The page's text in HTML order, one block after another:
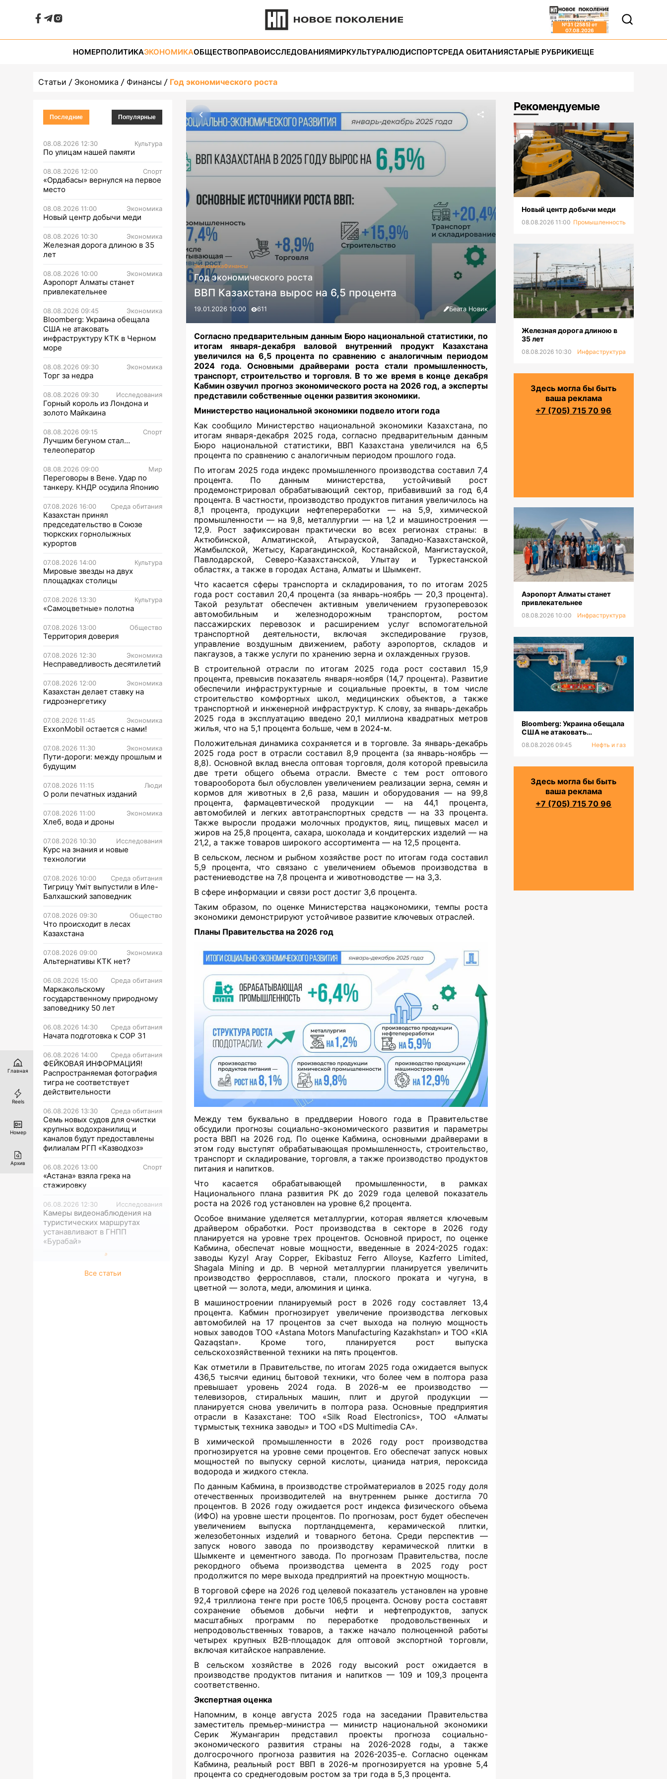
№31 (2585) от
07.08.2026
НОМЕРПОЛИТИКАЭКОНОМИКАОБЩЕСТВОПРАВОИССЛЕДОВАНИЯМИРКУЛЬТУРАЛЮДИСПОРТСРЕДА ОБИТАНИЯСТАРЫЕ РУБРИКИЕЩЕ
Статьи Экономика Финансы Год экономического роста
Последние Популярные
08.08.2026 12:30 Культура
По улицам нашей памяти
08.08.2026 12:00 Спорт
«Ордабасы» вернулся на первое
место
08.08.2026 11:00 Экономика
Новый центр добычи меди
08.08.2026 10:30 Экономика
Железная дорога длиною в 35
лет
08.08.2026 10:00 Экономика
Аэропорт Алматы станет
привлекательнее
08.08.2026 09:45 Экономика
Bloomberg: Украина обещала
США не атаковать
инфраструктуру КТК в Черном
море
08.08.2026 09:30 Экономика
Торг за недра
08.08.2026 09:30 Исследования
Горный король из Лондона и
золото Майкаина
08.08.2026 09:15 Спорт
Лучшим бегуном стал…
телеоператор
08.08.2026 09:00 Мир
Переговоры в Вене. Удар по
танкеру. КНДР осудила Японию
07.08.2026 16:00 Среда обитания
Казахстан принял
председательство в Союзе
тюркских горнолыжных
курортов
07.08.2026 14:00 Культура
Мировые звезды на двух
площадках столицы
07.08.2026 13:30 Культура
«Самоцветные» полотна
07.08.2026 13:00 Общество
Территория доверия
07.08.2026 12:30 Экономика
Несправедливость десятилетий
07.08.2026 12:00 Экономика
Казахстан делает ставку на
гидроэнергетику
07.08.2026 11:45 Экономика
ExxonMobil остается с нами!
07.08.2026 11:30 Экономика
Пути-дороги: между прошлым и
будущим
07.08.2026 11:15 Люди
О роли печатных изданий
07.08.2026 11:00 Экономика
Хлеб, вода и дроны
07.08.2026 10:30 Исследования
Курс на знания и новые
технологии
07.08.2026 10:00 Среда обитания
Тигрицу Үміт выпустили в Иле-
Балхашский заповедник
07.08.2026 09:30 Общество
Что происходит в лесах
Казахстана
07.08.2026 09:00 Экономика
Альтернативы КТК нет?
06.08.2026 15:00 Среда обитания
Маркакольскому
государственному природному
заповеднику 50 лет
06.08.2026 14:30 Среда обитания
Начата подготовка к СОР 31
06.08.2026 14:00 Среда обитания
ФЕЙКОВАЯ ИНФОРМАЦИЯ!
Распространяемая фотография
тигра не соответствует
действительности
06.08.2026 13:30 Среда обитания
Семь новых судов для очистки
крупных водохранилищ и
каналов будут предоставлены
филиалам РГП «Казводхоз»
06.08.2026 13:00 Спорт
«Астана» взяла грека на
стажировку
06.08.2026 12:30 Исследования
Камеры видеонаблюдения на
туристических маршрутах
устанавливают в ГНПП
«Бурабай»
Все статьи
ЭкономикаФинансы
Год экономического роста
ВВП Казахстана вырос на 6,5 процента
19.01.2026 10:00 611 Беата Новик
Согласно предварительным данным Бюро национальной статистики, по
итогам января-декабря валовой внутренний продукт Казахстана
увеличился на 6,5 процента по сравнению с аналогичным периодом
2024 года. Основными драйверами роста стали промышленность,
транспорт, строительство и торговля. В то же время в конце декабря
Кабмин озвучил прогноз экономического роста на 2026 год, а эксперты
представили собственные оценки развития экономики.
Министерство национальной экономики подвело итоги года
Как сообщило Министерство национальной экономики Казахстана, по
итогам января-декабря 2025 года, согласно предварительным данным
Бюро национальной статистики, ВВП Казахстана увеличился на 6,5
процента по сравнению с аналогичным периодом прошлого года.
По итогам 2025 года индекс промышленного производства составил 7,4
процента. По данным министерства, устойчивый рост
продемонстрировал обрабатывающий сектор, прибавивший за год 6,4
процента. В частности, производство продуктов питания увеличилось на
8,1 процента, продукции нефтепереработки — на 5,9, химической
промышленности — на 9,8, металлургии — на 1,2 и машиностроения —
12,9. Рост зафиксирован практически во всех регионах страны: в
Актюбинской, Алматинской, Атырауской, Западно-Казахстанской,
Жамбылской, Жетысу, Карагандинской, Костанайской, Мангистауской,
Павлодарской, Северо-Казахстанской, Улытау и Туркестанской
областях, а также в городах Астана, Алматы и Шымкент.
Что касается сферы транспорта и складирования, то по итогам 2025
года рост составил 20,4 процента (за январь-ноябрь — 20,3 процента).
Такой результат обеспечен активным увеличением грузоперевозок
автомобильным и железнодорожным транспортом, ростом
пассажирских перевозок и расширением услуг вспомогательной
транспортной деятельности, включая экспедирование грузов,
управление воздушным движением, работу аэропортов, складов и
пакгаузов, а также услуги по хранению зерна и охлажденных грузов.
В строительной отрасли по итогам 2025 года рост составил 15,9
процента, превысив показатель января-ноября (14,7 процента). Развитие
обеспечили инфраструктурные и социальные проекты, в том числе
строительство комфортных школ, медицинских объектов, а также
транспортной и инженерной инфраструктур. К слову, за январь-декабрь
2025 года в эксплуатацию введено 20,1 миллиона квадратных метров
жилья, что на 5,1 процента больше, чем в 2024-м.
Положительная динамика сохраняется и в торговле. За январь-декабрь
2025 года рост в отрасли составил 8,9 процента (за январь-ноябрь —
8,8). Основной вклад внесла оптовая торговля, доля которой превысила
две трети общего объема отрасли. Вместе с тем рост оптового
товарооборота был обусловлен увеличением реализации зерна, семян и
кормов для животных в 2,6 раза, машин и оборудования — на 99,8
процента, фармацевтической продукции — на 44,1 процента,
автомобилей и легких автотранспортных средств — на 33 процента.
Также выросли продажи молочных продуктов, яиц, пищевых масел и
жиров на 25,8 процента, сахара, шоколада и кондитерских изделий — на
21,2, а также товаров широкого ассортимента — на 12,5 процента.
В сельском, лесном и рыбном хозяйстве рост по итогам года составил
5,9 процента, что связано с увеличением объемов производства в
растениеводстве на 7,8 процента и животноводстве — на 3,3.
В сфере информации и связи рост достиг 3,6 процента.
Таким образом, по оценке Министерства нацэкономики, темпы роста
экономики демонстрируют устойчивое развитие ключевых отраслей.
Планы Правительства на 2026 год
Между тем буквально в преддверии Нового года в Правительстве
обсудили прогнозы социально-экономического развития и параметры
роста ВВП на 2026 год. По оценке Кабмина, основными драйверами в
этом году выступят обрабатывающая промышленность, строительство,
транспорт и складирование, торговля, а также производство продуктов
питания и напитков.
Что касается обрабатывающей промышленности, в рамках
Национального плана развития РК до 2029 года целевой показатель
роста на 2026 год установлен на уровне 6,2 процента.
Особое внимание уделяется металлургии, которая является ключевым
драйвером обработки. Рост производства в секторе в 2026 году
планируется на уровне трех процентов. Основной прирост, по оценке
Кабмина, обеспечат новые мощности, введенные в 2024-2025 годах:
заводы Kyzyl Aray Copper, Ekibastuz Ferro Alloyse, Kazferro Limited,
Shagala Mining и др. В черной металлургии планируется увеличить
производство ферросплавов, стали, плоского проката и чугуна, в
цветной — золота, меди, алюминия и цинка.
В машиностроении планируемый рост в 2026 году составляет 13,4
процента. Кабмин прогнозирует увеличение производства легковых
автомобилей на 17 процентов за счет выхода на полную мощность
новых заводов ТОО «Astana Motors Manufacturing Kazakhstan» и ТОО «KIA
Qazaqstan». Кроме того, планируется рост выпуска
сельскохозяйственной техники на пять процентов.
Как отметили в Правительстве, по итогам 2025 года ожидается выпуск
436,5 тысячи единиц бытовой техники, что более чем в полтора раза
превышает уровень 2024 года. В 2026-м ее производство —
телевизоров, стиральных машин, плит и другой продукции —
планируется снова увеличить в полтора раза. Основные предприятия
отрасли в Казахстане: ТОО «Silk Road Electronics», ТОО «Алматы
тұрмыстық техника заводы» и ТОО «DS Multimedia CA».
В химической промышленности в 2026 году рост производства
прогнозируется на уровне семи процентов. Его обеспечат запуск новых
мощностей по выпуску серной кислоты, цианида натрия, пероксида
водорода и жидкого стекла.
По данным Кабмина, в производстве стройматериалов в 2025 году доля
отечественных производителей на внутреннем рынке достигла 70
процентов. В 2026 году ожидается рост индекса физического объема
(ИФО) на уровне шести процентов. По прогнозам, рост будет обеспечен
увеличением выпуска портландцемента, керамической плитки,
железобетонных изделий и товарного бетона. Среди перспектив —
запуск нового завода по производству керамической плитки в
Шымкенте и цементного завода. По прогнозам Правительства, после
рекордного объема производства цемента в 2025 году рост
продолжится по мере выхода предприятий на проектную мощность.
В торговой сфере на 2026 год целевой показатель установлен на уровне
92,4 триллиона тенге при росте 106,5 процента. Основу роста составят
сохранение объемов добычи нефти и нефтепродуктов, запуск
масштабных программ по переработке продовольственных и
непродовольственных товаров, а также начало полноценной работы
четырех крупных B2B-площадок для оптовой экспортной торговли,
включая китайское направление.
В сельском хозяйстве в 2026 году высокий рост ожидается в
производстве продуктов питания и напитков — 109 и 109,3 процента
соответственно.
Экспертная оценка
Напомним, в конце августа 2025 года на заседании Правительства
заместитель премьер-министра — министр национальной экономики
Серик Жумангарин представил проекты прогноза социально-
экономического развития страны на 2026-2028 годы, а также
долгосрочного прогноза развития на 2026-2035-е. Согласно оценкам
Кабмина, реальный рост ВВП в 2026-м прогнозируется на уровне 5,4
процента со среднегодовым ростом за три года в 5,3 процента.
Рекомендуемые
Новый центр добычи меди
08.08.2026 11:00 Промышленность
Железная дорога длиною в
35 лет
08.08.2026 10:30 Инфраструктура
Здесь могла бы быть
ваша реклама
+7 (705) 715 70 96
Аэропорт Алматы станет
привлекательнее
08.08.2026 10:00 Инфраструктура
Bloomberg: Украина обещала
США не атаковать
Черном море
08.08.2026 09:45 Нефть и газ
Здесь могла бы быть
ваша реклама
+7 (705) 715 70 96
Главная
Reels
Номер
Архив